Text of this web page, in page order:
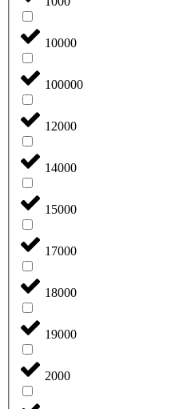
10000
100000
12000
14000
15000
17000
18000
19000
2000